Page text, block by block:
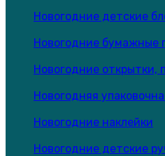
Новогодние детские
Новогодние бумажные
Новогодние открытки,
Новогодняя
Новогодние наклейки
Новогодние детские